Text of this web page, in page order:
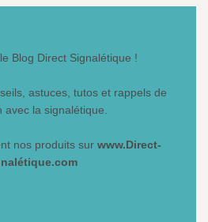
Blog Direct Signalétique !
astuces, tutos et rappels de
avec la signalétique.
nos produits sur www.Direct-